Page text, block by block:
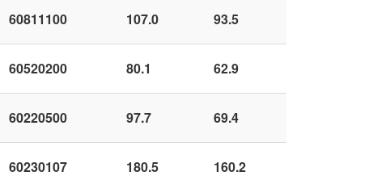
60811100 107.0 93.5
60520200 80.1 62.9
60220500 97.7 69.4
60230107 180.5 160.2